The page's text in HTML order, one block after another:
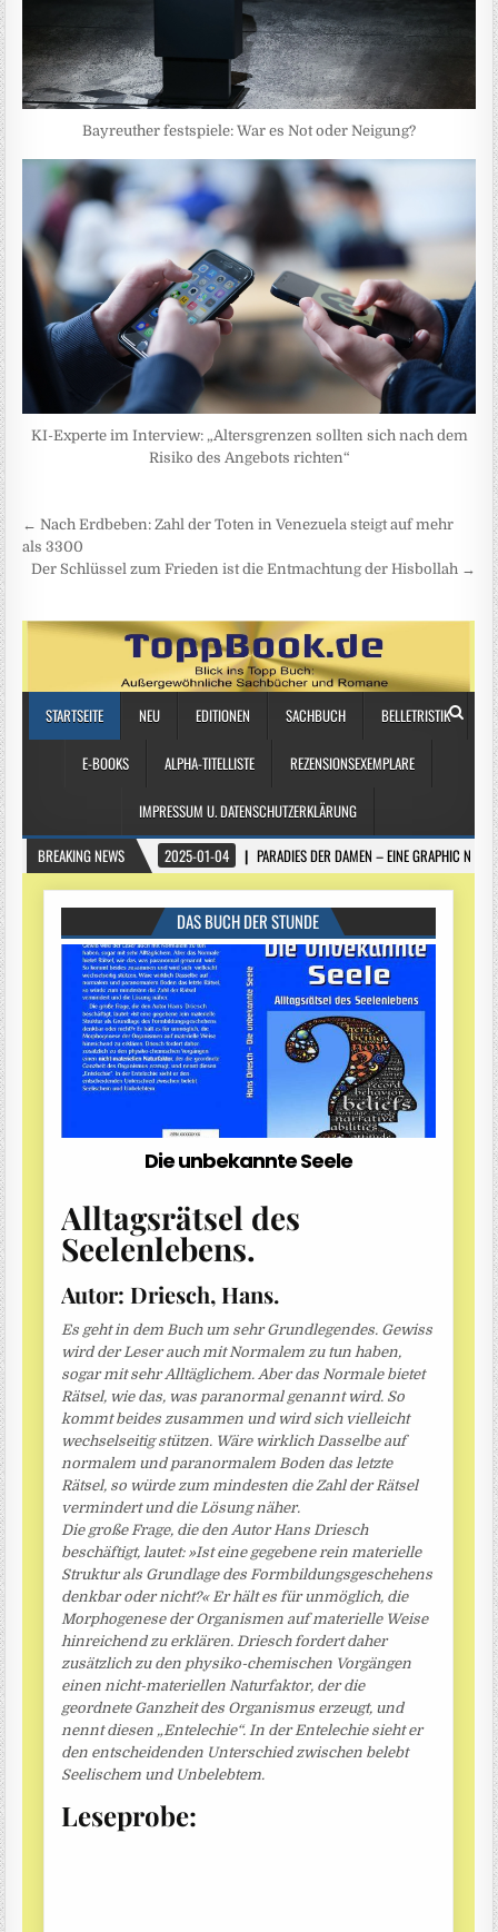
Bayreuther festspiele: War es Not oder Neigung?
KI-Experte im Interview: „Altersgrenzen sollten sich nach dem
Risiko des Angebots richten“
Beitragsnavigation
← Nach Erdbeben: Zahl der Toten in Venezuela steigt auf mehr
als 3300
Der Schlüssel zum Frieden ist die Entmachtung der Hisbollah →